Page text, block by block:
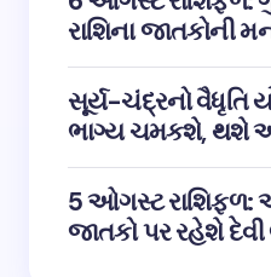
રાશિના જાતકોની
સૂર્ય-ચંદ્રનો વૈધૃતિ
ભાગ્ય ચમકશે, થશે
5 ઓગસ્ટ રાશિફળ:
જાતકો પર રહેશે દેવી